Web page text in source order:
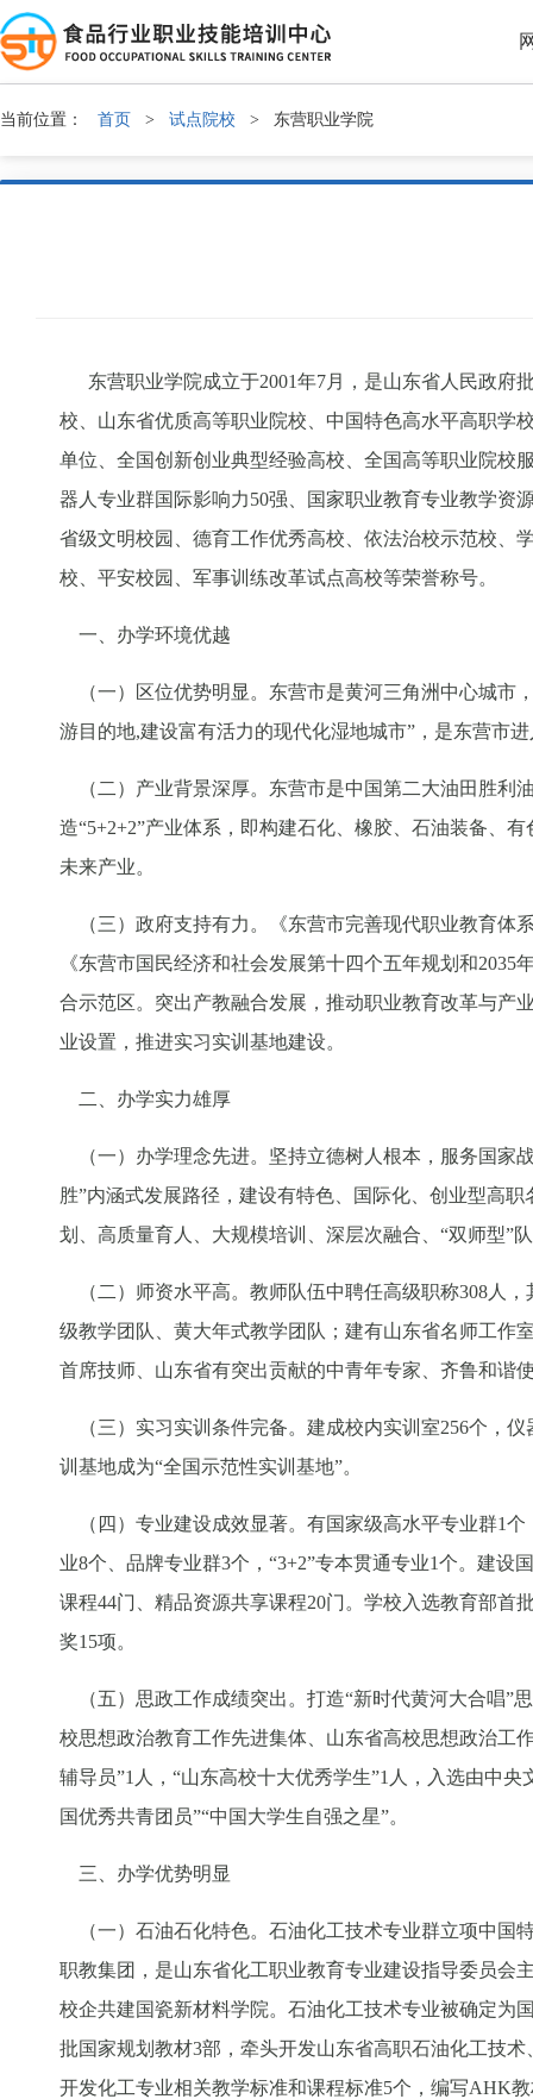
当前位置： 首页 > 试点院校 > 东营职业学院
东营职业学院成立于2001年7月，是山东省人民政府
校、山东省优质高等职业院校、中国特色高水平高职学
单位、全国创新创业典型经验高校、全国高等职业院校
器人专业群国际影响力50强、国家职业教育专业教学资
省级文明校园、德育工作优秀高校、依法治校示范校、
校、平安校园、军事训练改革试点高校等荣誉称号。
一、办学环境优越
（一）区位优势明显。东营市是黄河三角洲中心城市
游目的地,建设富有活力的现代化湿地城市”，是东营市
（二）产业背景深厚。东营市是中国第二大油田胜利
造“5+2+2”产业体系，即构建石化、橡胶、石油装备、
未来产业。
（三）政府支持有力。《东营市完善现代职业教育体
《东营市国民经济和社会发展第十四个五年规划和
合示范区。突出产教融合发展，推动职业教育改革与产
业设置，推进实习实训基地建设。
二、办学实力雄厚
（一）办学理念先进。坚持立德树人根本，服务国家
胜”内涵式发展路径，建设有特色、国际化、创业型高
划、高质量育人、大规模培训、深层次融合、“双师型”
（二）师资水平高。教师队伍中聘任高级职称308人
级教学团队、黄大年式教学团队；建有山东省名师工作
首席技师、山东省有突出贡献的中青年专家、齐鲁和谐
（三）实习实训条件完备。建成校内实训室256个，
训基地成为“全国示范性实训基地”。
（四）专业建设成效显著。有国家级高水平专业群1
业8个、品牌专业群3个，“3+2”专本贯通专业1个。建
课程44门、精品资源共享课程20门。学校入选教育部首
奖15项。
（五）思政工作成绩突出。打造“新时代黄河大合唱”
校思想政治教育工作先进集体、山东省高校思想政治工
辅导员”1人，“山东高校十大优秀学生”1人，入选由中
国优秀共青团员”“中国大学生自强之星”。
三、办学优势明显
（一）石油石化特色。石油化工技术专业群立项中国
职教集团，是山东省化工职业教育专业建设指导委员会
校企共建国瓷新材料学院。石油化工技术专业被确定为
批国家规划教材3部，牵头开发山东省高职石油化工技
开发化工专业相关教学标准和课程标准5个，编写AHK